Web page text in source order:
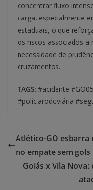
concentrar fluxo
carga, especialmente
estaduais, o que
os riscos associados a
necessidade de
cruzamentos.
TAGS: #acidente
#políciarodoviária
Atlético-GO esbarra
no empate sem gols
Goiás x Vila